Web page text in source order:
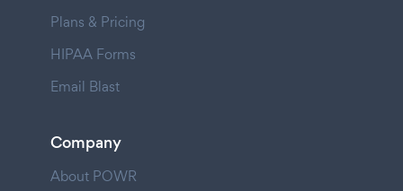
Plans & Pricing
HIPAA Forms
Email Blast
Company
About POWR